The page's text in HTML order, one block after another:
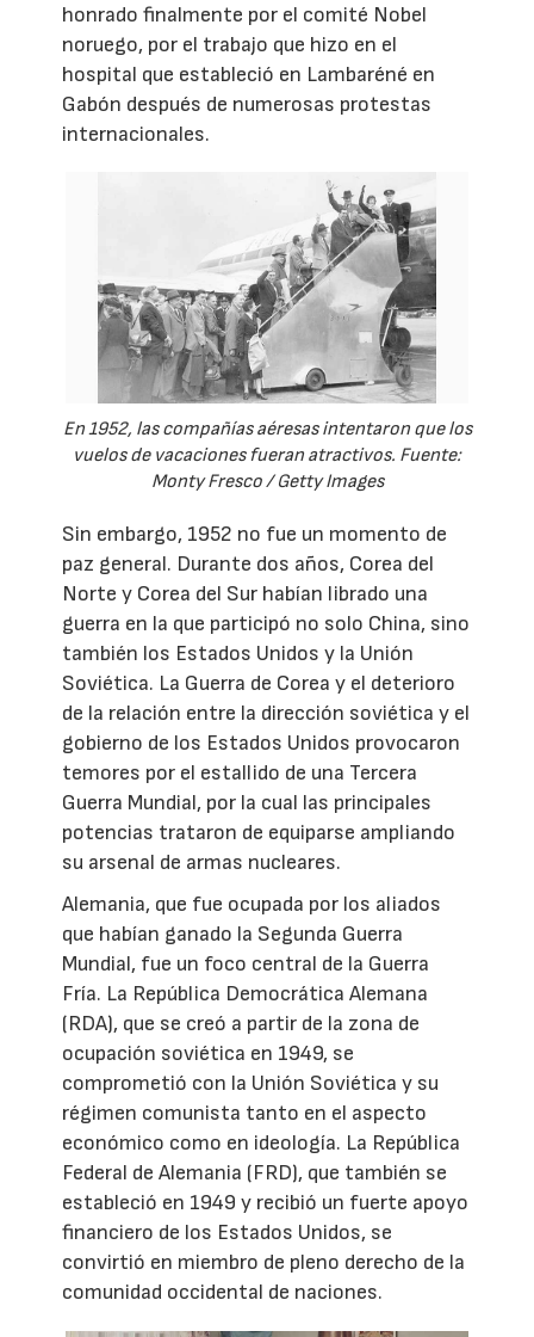
honrado finalmente por el comité Nobel
noruego, por el trabajo que hizo en el
hospital que estableció en Lambaréné en
Gabón después de numerosas protestas
internacionales.
En 1952, las compañías aéresas intentaron que los
vuelos de vacaciones fueran atractivos. Fuente:
Monty Fresco / Getty Images
Sin embargo, 1952 no fue un momento de
paz general. Durante dos años, Corea del
Norte y Corea del Sur habían librado una
guerra en la que participó no solo China, sino
también los Estados Unidos y la Unión
Soviética. La Guerra de Corea y el deterioro
de la relación entre la dirección soviética y el
gobierno de los Estados Unidos provocaron
temores por el estallido de una Tercera
Guerra Mundial, por la cual las principales
potencias trataron de equiparse ampliando
su arsenal de armas nucleares.
Alemania, que fue ocupada por los aliados
que habían ganado la Segunda Guerra
Mundial, fue un foco central de la Guerra
Fría. La República Democrática Alemana
(RDA), que se creó a partir de la zona de
ocupación soviética en 1949, se
comprometió con la Unión Soviética y su
régimen comunista tanto en el aspecto
económico como en ideología. La República
Federal de Alemania (FRD), que también se
estableció en 1949 y recibió un fuerte apoyo
financiero de los Estados Unidos, se
convirtió en miembro de pleno derecho de la
comunidad occidental de naciones.